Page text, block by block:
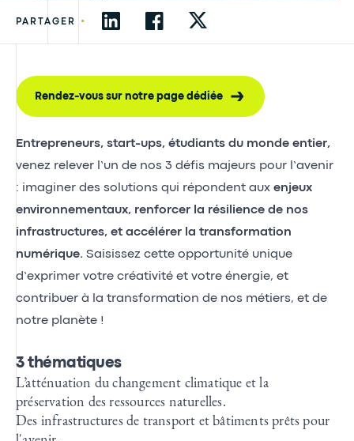
PARTAGER •
Rendez-vous sur notre page dédiée
Entrepreneurs, start-ups, étudiants du monde entier,
venez relever l’un de nos 3 défis majeurs pour l’avenir
: imaginer des solutions qui répondent aux enjeux
environnementaux, renforcer la résilience de nos
infrastructures, et accélérer la transformation
numérique. Saisissez cette opportunité unique
d’exprimer votre créativité et votre énergie, et
contribuer à la transformation de nos métiers, et de
notre planète !
3 thématiques
L’atténuation du changement climatique et la
préservation des ressources naturelles.
Des infrastructures de transport et bâtiments prêts pour